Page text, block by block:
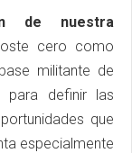
de nuestra
cero como
militante de
para definir las
que
especialmente